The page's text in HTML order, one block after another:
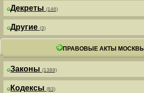
Декреты (146)
Другие (3)
ПРАВОВЫЕ АКТЫ МОСКВЫ
Законы (1389)
Кодексы (83)